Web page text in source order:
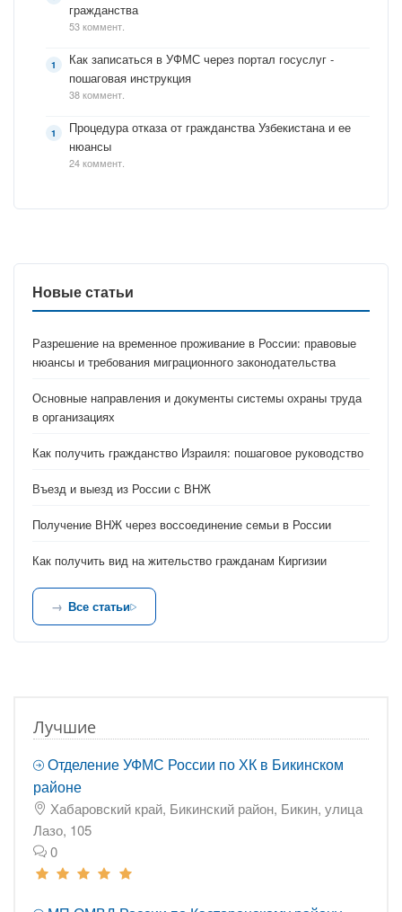
гражданства
53 коммент.
Как записаться в УФМС через портал госуслуг -
пошаговая инструкция
38 коммент.
Процедура отказа от гражданства Узбекистана и ее
нюансы
24 коммент.
Новые статьи
Разрешение на временное проживание в России: правовые
нюансы и требования миграционного законодательства
Основные направления и документы системы охраны труда
в организациях
Как получить гражданство Израиля: пошаговое руководство
Въезд и выезд из России с ВНЖ
Получение ВНЖ через воссоединение семьи в России
Как получить вид на жительство гражданам Киргизии
Все статьи
Лучшие
Отделение УФМС России по ХК в Бикинском
районе
Хабаровский край, Бикинский район, Бикин, улица
Лазо, 105
0